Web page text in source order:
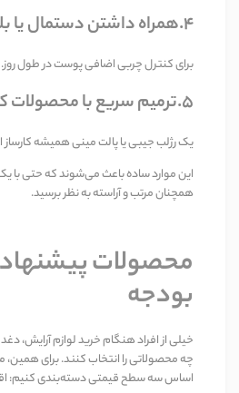
4.همراه داشتن دستمال یا بلاتینگ پیپر
برای کنترل چربی اضافی پوست در طول روز.
5.ترمیم سریع با محصولات کوچک
یک رژلب جیبی یا پالت مینی همیشه
این موارد ساده باعث می‌شوند که حتی با
همچنان مرتب و آراسته به نظر برسید.
محصولات
بودجه
خیلی از افراد هنگام خرید لوازم آرایش،
چه محصولاتی را انتخاب کنند. برای همین،
اساس سه سطح قیمتی دسته‌بندی کنیم: